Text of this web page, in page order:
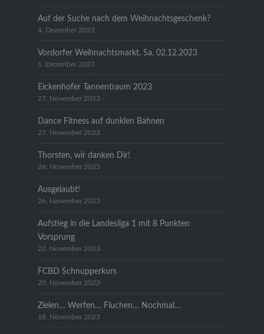
Auf der Suche nach dem Weihnachtsgeschenk?
4. Dezember 2023
Vordorfer Weihnachtsmarkt, Sa. 02.12.2023
1. Dezember 2023
Eickenhofer Tannentraum 2023
27. November 2023
Dance Fitness auf dunklen Bahnen
27. November 2023
Thorsten, wir danken Dir!
26. November 2023
Ausgelaubt!
26. November 2023
Aufstieg in die Landesliga 1 mit 8 Punkten
Vorsprung
22. November 2023
FCBD Schnupperkurs
20. November 2023
Zielen… Werfen… Fluchen… Nochmal…
18. November 2023